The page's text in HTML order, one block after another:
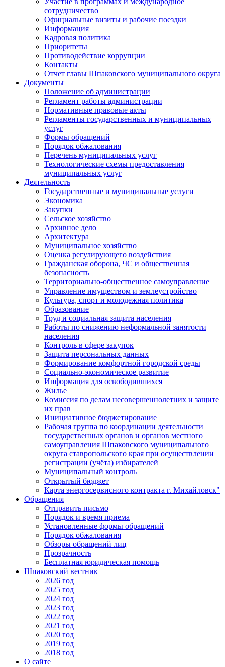
сотрудничество
Официальные визиты и рабочие поездки
Информация
Кадровая политика
Приоритеты
Противодействие коррупции
Контакты
Отчет главы Шпаковского муниципального округа
Документы
Положение об администрации
Регламент работы администрации
Нормативные правовые акты
Регламенты государственных и муниципальных
услуг
Формы обращений
Порядок обжалования
Перечень муниципальных услуг
Технологические схемы предоставления
муниципальных услуг
Деятельность
Государственные и муниципальные услуги
Экономика
Закупки
Сельское хозяйство
Архивное дело
Архитектура
Муниципальное хозяйство
Оценка регулирующего воздействия
Гражданская оборона, ЧС и общественная
безопасность
Территориально-общественное самоуправление
Управление имуществом и землеустройство
Культура, спорт и молодежная политика
Образование
Труд и социальная защита населения
Работы по снижению неформальной занятости
населения
Контроль в сфере закупок
Защита персональных данных
Формирование комфортной городской среды
Социально-экономическое развитие
Информация для освободившихся
Жилье
Комиссия по делам несовершеннолетних и защите
их прав
Инициативное бюджетирование
Рабочая группа по координации деятельности
государственных органов и органов местного
самоуправления Шпаковского муниципального
округа ставропольского края при осуществлении
регистрации (учёта) избирателей
Муниципальный контроль
Открытый бюджет
Карта энергосервисного контракта г. Михайловск"
Обращения
Отправить письмо
Порядок и время приема
Установленные формы обращений
Порядок обжалования
Обзоры обращений лиц
Прозрачность
Бесплатная юридическая помощь
Шпаковский вестник
2026 год
2025 год
2024 год
2023 год
2022 год
2021 год
2020 год
2019 год
2018 год
О сайте